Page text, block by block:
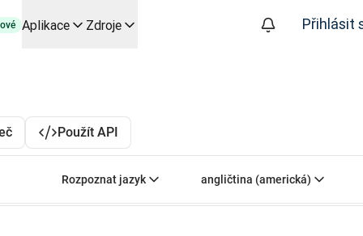
založené na AI pro klíčové případy použití a integrace
překladatelské pracovní postupy od začátku do konce,
Aplikace Zdroje Přihlásit
Použít API
Zvolte zdrojový jazyk. Aktuální volba:
Rozpoznat jazyk Zvolte cílový jazyk.
angličtina (americká)